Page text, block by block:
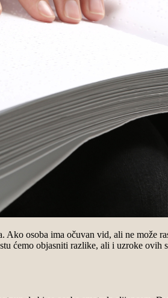
osoba ima očuvan vid, ali ne može
ćemo objasniti razlike, ali i uzroke ovih